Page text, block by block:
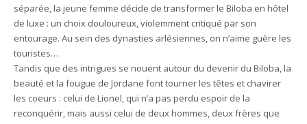
séparée, la jeune femme décide de transformer le Biloba en hôtel
de luxe : un choix douloureux, violemment critiqué par son
entourage. Au sein des dynasties arlésiennes, on n’aime guère les
touristes…
Tandis que des intrigues se nouent autour du devenir du Biloba, la
beauté et la fougue de Jordane font tourner les têtes et chavirer
les coeurs : celui de Lionel, qui n’a pas perdu espoir de la
reconquérir, mais aussi celui de deux hommes, deux frères que